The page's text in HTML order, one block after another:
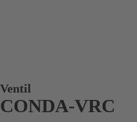
Ventil
CONDA-VRC